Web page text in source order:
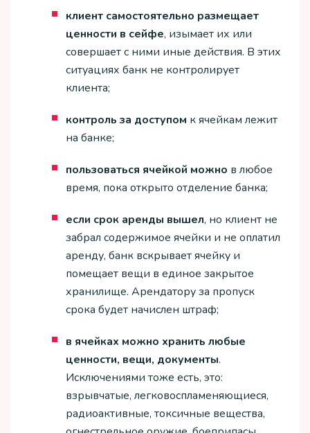
клиент самостоятельно размещает
ценности в сейфе, изымает их или
совершает с ними иные действия. В этих
ситуациях банк не контролирует
клиента;
контроль за доступом к ячейкам лежит
на банке;
пользоваться ячейкой можно в любое
время, пока открыто отделение банка;
если срок аренды вышел, но клиент не
забрал содержимое ячейки и не оплатил
аренду, банк вскрывает ячейку и
помещает вещи в единое закрытое
хранилище. Арендатору за пропуск
срока будет начислен штраф;
в ячейках можно хранить любые
ценности, вещи, документы.
Исключениями тоже есть, это:
взрывчатые, легковоспламеняющиеся,
радиоактивные, токсичные вещества,